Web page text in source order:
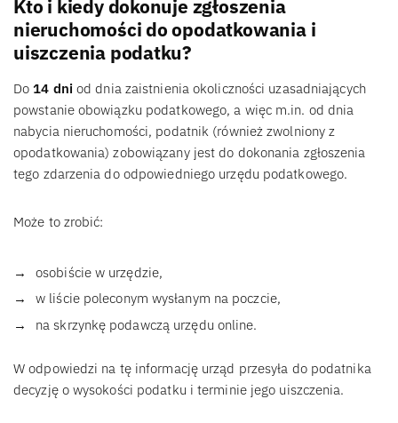
Kto i kiedy dokonuje zgłoszenia
nieruchomości do opodatkowania i
uiszczenia podatku?
Do 14 dniod dnia zaistnienia okoliczności uzasadniających
powstanie obowiązku podatkowego, a więc m.in. od dnia
nabycia nieruchomości, podatnik (również zwolniony z
opodatkowania) zobowiązany jest do dokonania zgłoszenia
tego zdarzenia do odpowiedniego urzędu podatkowego.
Może to zrobić:
osobiście w urzędzie,
w liście poleconym wysłanym na poczcie,
na skrzynkę podawczą urzędu online.
W odpowiedzi na tę informację urząd przesyła do podatnika
decyzję o wysokości podatku i terminie jego uiszczenia.